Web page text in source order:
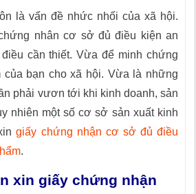
là vấn đề nhức nhối của xã hội.
nhân cơ sở đủ điều kiện an
cần thiết. Vừa để minh chứng
của bạn cho xã hội. Vừa là những
phải vươn tới khi kinh doanh, sản
nhiên một số cơ sở sản xuất kinh
giấy chứng nhận cơ sở đủ điều
.
xin giấy chứng nhận